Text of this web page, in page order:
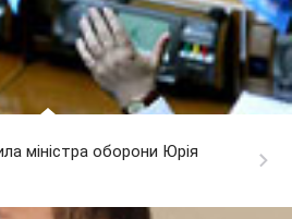
міністра оборони Юрія